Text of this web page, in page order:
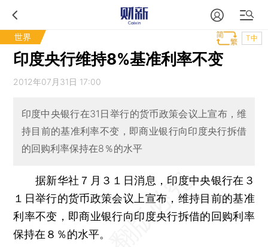
世界 T中
印度央行维持8%基准利率不变
2012年07月31日 17:00
印度中央银行在31日举行的货币政策会议上宣布，维
持目前的基准利率不变，即商业银行向印度央行拆借
的回购利率保持在8％的水平
据新华社７月３１日消息，印度中央银行在３
１日举行的货币政策会议上宣布，维持目前的基准
利率不变，即商业银行向印度央行拆借的回购利率
保持在８％的水平。